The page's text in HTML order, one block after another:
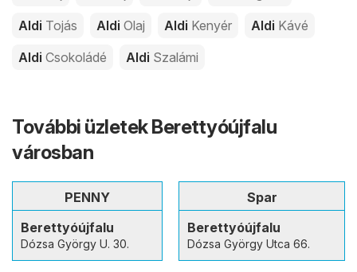
Aldi Tojás Aldi Olaj Aldi Kenyér Aldi Kávé
Aldi Csokoládé Aldi Szalámi
További üzletek Berettyóújfalu
városban
PENNY
Berettyóújfalu
Dózsa György U. 30.
Spar
Berettyóújfalu
Dózsa György Utca 66.